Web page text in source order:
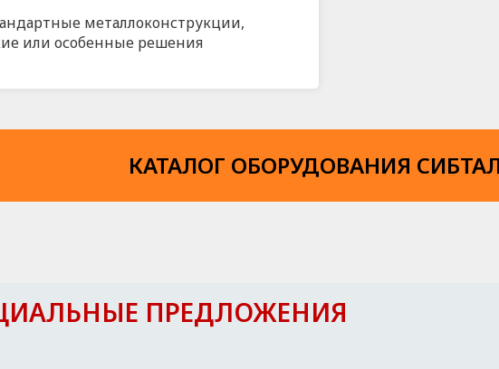
металлоконструкции,
или особенные решения
КАТАЛОГ ОБОРУДОВАНИЯ
ПРЕДЛОЖЕНИЯ